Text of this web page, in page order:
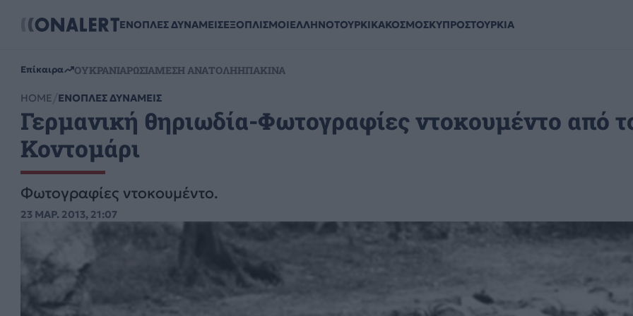
ΕΝΟΠΛΕΣ ΔΥΝΑΜΕΙΣΕΞΟΠΛΙΣΜΟΙΕΛΛΗΝΟΤΟΥΡΚΙΚΑΚΟΣΜΟΣΚΥΠΡΟΣΤΟΥΡΚΙΑ
Επίκαιρα ΟΥΚΡΑΝΙΑΡΩΣΙΑΜΕΣΗ ΑΝΑΤΟΛΗΗΠΑΚΙΝΑ
HOME ΕΝΟΠΛΕΣ ΔΥΝΑΜΕΙΣ
Γερμανική θηριωδία-Φωτογραφίες ντοκουμέντο από
Κοντομάρι
Φωτογραφίες ντοκουμέντο.
23 ΜΑΡ. 2013, 21:07